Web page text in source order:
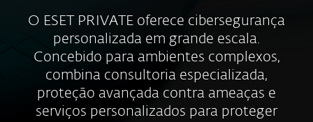
O ESET PRIVATE oferece cibersegurança
personalizada em grande escala.
Concebido para ambientes complexos,
combina consultoria especializada,
proteção avançada contra ameaças e
serviços personalizados para proteger